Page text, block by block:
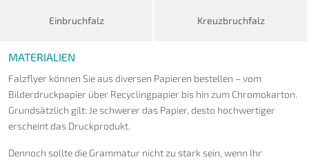
Einbruchfalz Kreuzbruchfalz
MATERIALIEN
Falzflyer können Sie aus diversen Papieren bestellen – vom
Bilderdruckpapier über Recyclingpapier bis hin zum Chromokarton.
Grundsätzlich gilt: Je schwerer das Papier, desto hochwertiger
erscheint das Druckprodukt.
Dennoch sollte die Grammatur nicht zu stark sein, wenn Ihr